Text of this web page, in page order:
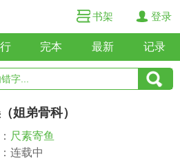
书架 登录
完本 最新 记录
姐弟骨科）
尺素寄鱼
连载中